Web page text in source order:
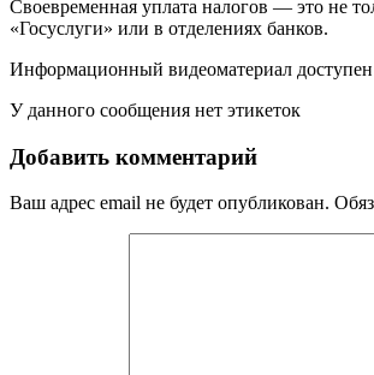
Своевременная уплата налогов — это не
«Госуслуги» или в отделениях банков.
Информационный видеоматериал
У данного сообщения нет этикеток
Добавить комментарий
Ваш адрес email не будет опубликован.